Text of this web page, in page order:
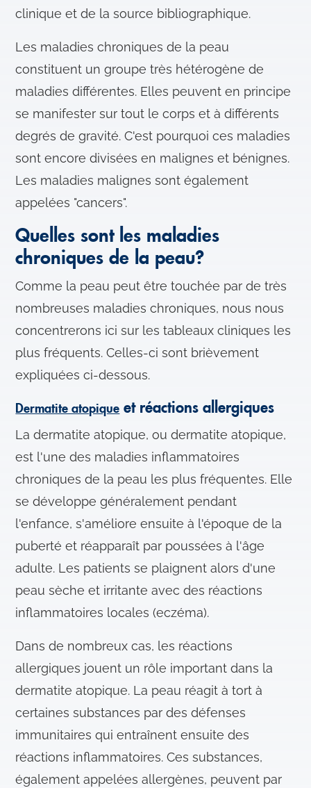
clinique et de la source bibliographique.
Les maladies chroniques de la peau
constituent un groupe très hétérogène de
maladies différentes. Elles peuvent en principe
se manifester sur tout le corps et à différents
degrés de gravité. C'est pourquoi ces maladies
sont encore divisées en malignes et bénignes.
Les maladies malignes sont également
appelées "cancers".
Quelles sont les maladies
chroniques de la peau?
Comme la peau peut être touchée par de très
nombreuses maladies chroniques, nous nous
concentrerons ici sur les tableaux cliniques les
plus fréquents. Celles-ci sont brièvement
expliquées ci-dessous.
Dermatite atopique et réactions allergiques
La dermatite atopique, ou dermatite atopique,
est l'une des maladies inflammatoires
chroniques de la peau les plus fréquentes. Elle
se développe généralement pendant
l'enfance, s'améliore ensuite à l'époque de la
puberté et réapparaît par poussées à l'âge
adulte. Les patients se plaignent alors d'une
peau sèche et irritante avec des réactions
inflammatoires locales (eczéma).
Dans de nombreux cas, les réactions
allergiques jouent un rôle important dans la
dermatite atopique. La peau réagit à tort à
certaines substances par des défenses
immunitaires qui entraînent ensuite des
réactions inflammatoires. Ces substances,
également appelées allergènes, peuvent par